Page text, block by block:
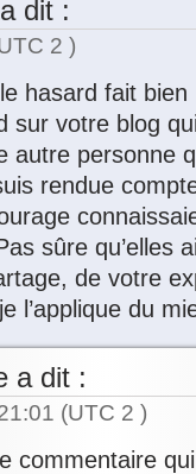
dit :
2 )
hasard fait
sur votre blog
autre personne
rendue
sûre qu’elles
de votre
l’applique du
a dit :
(UTC 2 )
commentaire